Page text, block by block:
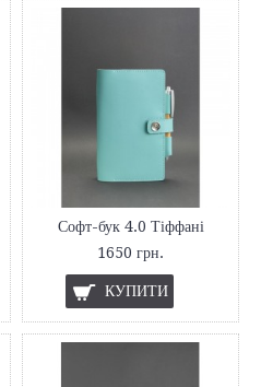
Софт-бук 4.0 Тіффані
1650 грн.
КУПИТИ